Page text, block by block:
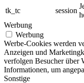
tk_tc
session
Werbung
Werbung
Werbe-Cookies werden
Anzeigen und
verfolgen Besucher über
Informationen, um
Sonstige